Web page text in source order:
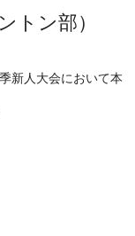
トン部）
新人大会において本